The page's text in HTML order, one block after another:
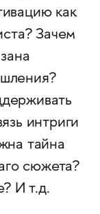
как
Зачем
интриги
тайна
сюжета?
И т.д.